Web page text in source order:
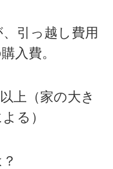
引っ越し費用
入費。
上（家の大き
る）